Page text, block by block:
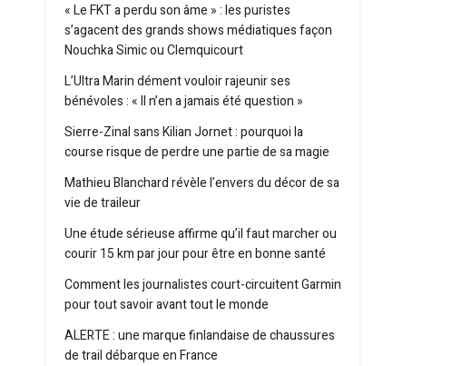
« Le FKT a perdu son âme » : les puristes
s’agacent des grands shows médiatiques façon
Nouchka Simic ou Clemquicourt
L’Ultra Marin dément vouloir rajeunir ses
bénévoles : « Il n’en a jamais été question »
Sierre-Zinal sans Kilian Jornet : pourquoi la
course risque de perdre une partie de sa magie
Mathieu Blanchard révèle l’envers du décor de sa
vie de traileur
Une étude sérieuse affirme qu’il faut marcher ou
courir 15 km par jour pour être en bonne santé
Comment les journalistes court-circuitent Garmin
pour tout savoir avant tout le monde
ALERTE : une marque finlandaise de chaussures
de trail débarque en France